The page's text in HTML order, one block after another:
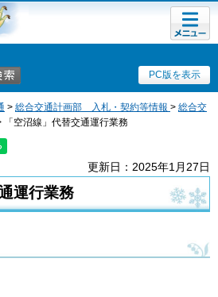
PC版を表示
メニュ
ー
> 総合交通計画部 入札・契約等情報 > 総合交
「空沼線」代替交通運行業務
更新日：2025年1月27日
運行業務